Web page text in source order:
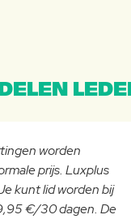
worden
prijs. Luxplus
kunt lid worden bij
€/30 dagen. De